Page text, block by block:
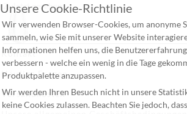
Zuletzt gesehen:
Kontakt
Häufige Fragen
Versandkosten
Unsere Cookie-Richtlinie
Wir verwenden Browser-Cookies, um anonyme
sammeln, wie Sie mit unserer Website
Informationen helfen uns, die
verbessern - welche ein wenig in die Tage
Produktpalette anzupassen.
Wir werden Ihren Besuch nicht in unsere
keine Cookies zulassen. Beachten Sie jedoch,